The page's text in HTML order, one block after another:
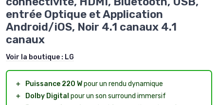
entrée Optique et Application
Android/iOS, Noir 4.1 canaux 4.1
canaux
Voir la boutique : LG
＋ Puissance 220 Wpour un rendu dynamique
＋
Dolby Digital pour un son surround immersif